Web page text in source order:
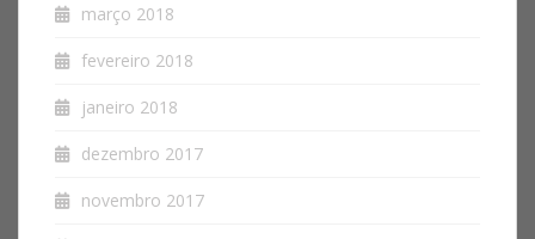
março 2018
fevereiro 2018
janeiro 2018
dezembro 2017
novembro 2017